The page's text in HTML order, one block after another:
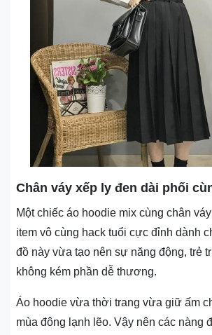
Chân váy xếp ly đen dài phối
Một chiếc áo hoodie mix cùng chân
item vô cùng hack tuổi cực đỉnh dành
đồ này vừa tạo nên sự năng động, trẻ
không kém phần dễ thương.
Áo hoodie vừa thời trang vừa giữ ấm
mùa đông lạnh lẽo. Vậy nên các nàng